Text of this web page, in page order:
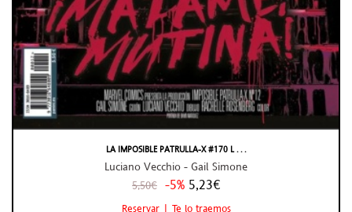
LA IMPOSIBLE PATRULLA-X #170 L . . .
Luciano Vecchio - Gail Simone
5,50€ -5% 5,23€
Reservar | Te lo traemos